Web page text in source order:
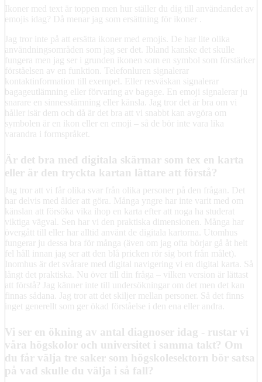
Ikoner med text är toppen men hur ställer du dig till användandet av
emojis idag? Då menar jag som ersättning för ikoner .
Jag tror inte på att ersätta ikoner med emojis. De har lite olika
användningsområden som jag ser det. Ibland kanske det skulle
fungera men jag ser i grunden ikonen som en symbol som förstärker
förståelsen av en funktion. Telefonluren signalerar
kontaktinformation till exempel. Eller resväskan signalerar
bagageutlämning eller förvaring av bagage. En emoji signalerar ju
snarare en sinnesstämning eller känsla. Jag tror det är bra om vi
håller isär dem och då är det bra att vi snabbt kan avgöra om
symbolen är en ikon eller en emoji – så de bör inte vara lika
varandra i formspråket.
Är det bra med digitala skärmar som tex en karta
eller är den tryckta kartan lättare att förstå?
Jag tror att vi får olika svar från olika personer på den frågan. Det
har delvis med ålder att göra. Många yngre har inte varit med om
känslan att försöka vika ihop en karta efter att noga ha studerat
viktiga vägval. Sen har vi den praktiska dimensionen. Många har
övergått till eller har alltid använt de digitala kartorna. Utomhus
fungerar ju dessa bra för många (även om jag ofta börjar gå åt helt
fel håll innan jag ser att den blå pricken rör sig bort från målet).
Inomhus är det svårare med digital navigering vi en digital karta. Så
långt det praktiska. Nu över till din fråga – vilken version är lättast
att förstå? Jag känner inte till undersökningar om det men det kan
finnas sådana. Jag tror att det skiljer mellan personer. Så det finns
inget generellt som ger ökad förståelse i den ena eller andra.
Vi ser en ökning av antal diagnoser idag - rustar vi
våra högskolor och universitet i samma takt? Om
du får välja tre saker som högskolesektorn bör satsa
på vad skulle du välja i så fall?